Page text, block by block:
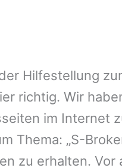
Hilfestellung
richtig. Wir
im Internet
Thema: „S-
zu erhalten. Vor